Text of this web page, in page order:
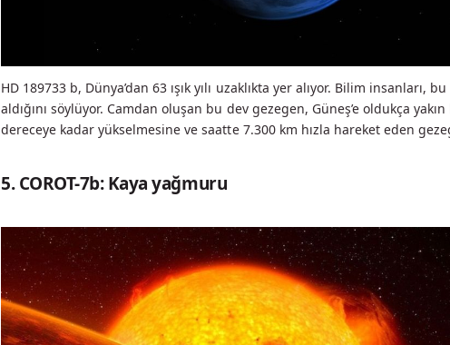
HD 189733 b, Dünya’dan 63 ışık yılı uzaklıkta yer alıyor. Bilim
aldığını söylüyor. Camdan oluşan bu dev gezegen, Güneş’e oldukça
dereceye kadar yükselmesine ve saatte 7.300 km hızla hareket eden
5. COROT-7b: Kaya yağmuru